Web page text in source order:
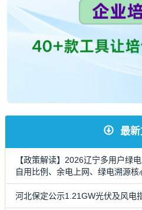
最
【政策解读】2026辽宁多用户绿
自用比例、余电上网、绿电溯源核
河北保定公示1.21GW光伏及风电